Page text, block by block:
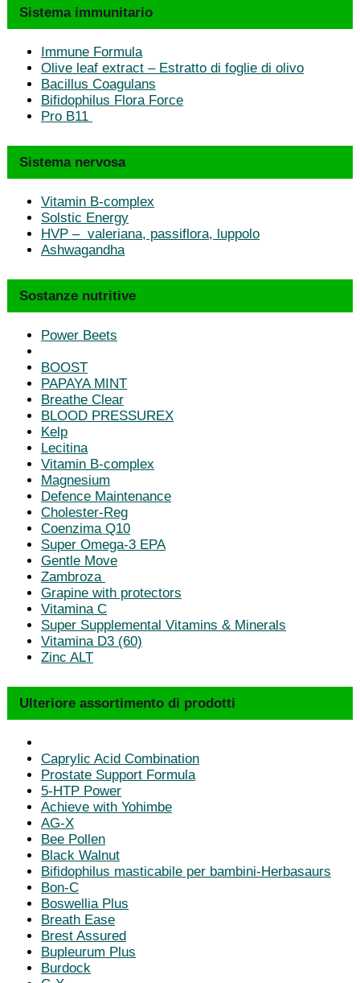
Sistema immunitario
Immune Formula
Olive leaf extract – Estratto di foglie di olivo
Bacillus Coagulans
Bifidophilus Flora Force
Pro B11
Sistema nervosa
Vitamin B-complex
Solstic Energy
HVP – valeriana, passiflora, luppolo
Ashwagandha
Sostanze nutritive
Power Beets
BOOST
PAPAYA MINT
Breathe Clear
BLOOD PRESSUREX
Kelp
Lecitina
Vitamin B-complex
Magnesium
Defence Maintenance
Cholester-Reg
Coenzima Q10
Super Omega-3 EPA
Gentle Move
Zambroza
Grapine with protectors
Vitamina C
Super Supplemental Vitamins & Minerals
Vitamina D3 (60)
Zinc ALT
Ulteriore assortimento di prodotti
Caprylic Acid Combination
Prostate Support Formula
5-HTP Power
Achieve with Yohimbe
AG-X
Bee Pollen
Black Walnut
Bifidophilus masticabile per bambini-Herbasaurs
Bon-C
Boswellia Plus
Breath Ease
Brest Assured
Bupleurum Plus
Burdock